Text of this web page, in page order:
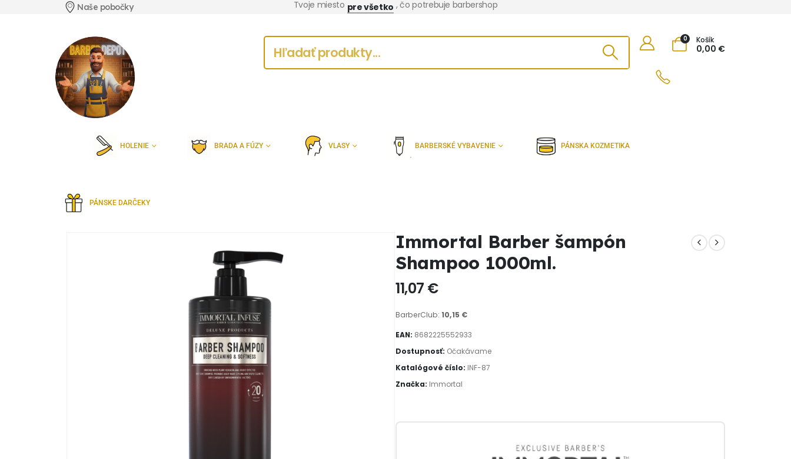
Naše pobočky Tvoje miesto pre všetko , čo potrebuje barbershop
0 Košík
0,00 €
HOLENIE BRADA A FÚZY VLASY BARBERSKÉ VYBAVENIE PÁNSKA KOZMETIKA
PÁNSKE DARČEKY
Immortal Barber šampón
Shampoo 1000ml.
11,07 €
BarberClub: 10,15 €
EAN: 8682225552933
Dostupnosť: Očakávame
Katalógové číslo: INF-87
Značka: Immortal